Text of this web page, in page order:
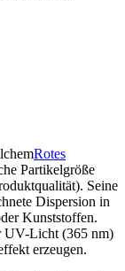
Rotes
Partikelgröße
Seine
Dispersion in
Kunststoffen.
UV-Licht (365 nm)
erzeugen.